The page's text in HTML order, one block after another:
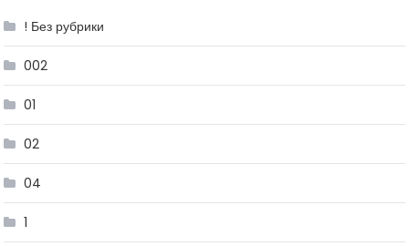
! Без рубрики
002
01
02
04
1